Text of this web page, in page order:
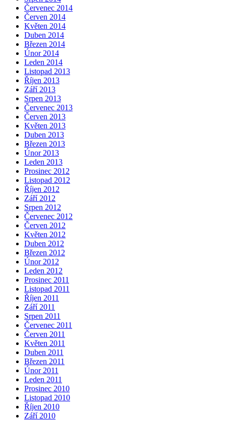
Červenec 2014
Červen 2014
Květen 2014
Duben 2014
Březen 2014
Únor 2014
Leden 2014
Listopad 2013
Říjen 2013
Září 2013
Srpen 2013
Červenec 2013
Červen 2013
Květen 2013
Duben 2013
Březen 2013
Únor 2013
Leden 2013
Prosinec 2012
Listopad 2012
Říjen 2012
Září 2012
Srpen 2012
Červenec 2012
Červen 2012
Květen 2012
Duben 2012
Březen 2012
Únor 2012
Leden 2012
Prosinec 2011
Listopad 2011
Říjen 2011
Září 2011
Srpen 2011
Červenec 2011
Červen 2011
Květen 2011
Duben 2011
Březen 2011
Únor 2011
Leden 2011
Prosinec 2010
Listopad 2010
Říjen 2010
Září 2010